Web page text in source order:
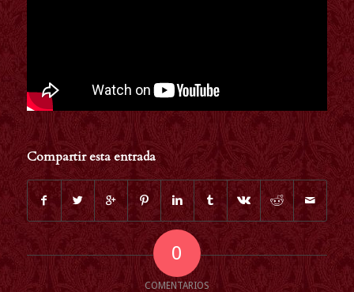
Compartir esta entrada
0
COMENTARIOS